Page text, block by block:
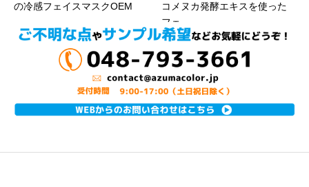
の冷感フェイスマスクOEM
コメヌカ発酵エキスを使った
フェ...